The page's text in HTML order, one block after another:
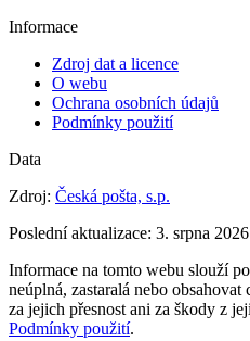
Informace
Zdroj dat a licence
O webu
Ochrana osobních údajů
Podmínky použití
Data
Zdroj: Česká pošta, s.p.
Poslední aktualizace: 3. srpna
Informace na tomto webu slouží
neúplná, zastaralá nebo
za jejich přesnost ani za škody z
Podmínky použití.